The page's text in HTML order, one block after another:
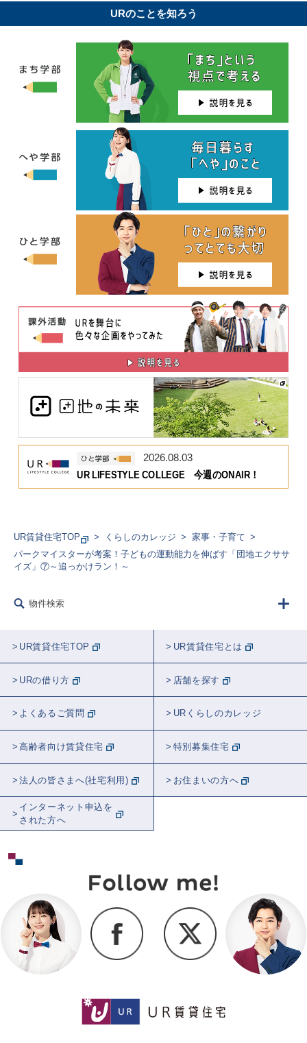
URのことを知ろう
2026.08.03
UR LIFESTYLE COLLEGE 今週のONAIR！
UR賃貸住宅TOP くらしのカレッジ
家事・子育て
パークマイスターが考案！子どもの運動能力を伸ばす「団地エクササ
イズ」⑦～追っかけラン！～
物件検索
UR賃貸住宅TOP UR賃貸住宅とは
URの借り方 店舗を探す
よくあるご質問 URくらしのカレッジ
高齢者向け賃貸住宅 特別募集住宅
法人の皆さまへ(社宅利用) お住まいの方へ
インターネット申込を
された方へ